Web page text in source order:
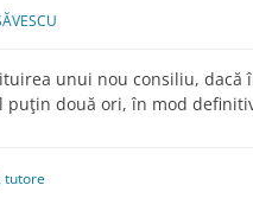
unui nou consiliu,
puţin două ori, în mod
,tutore